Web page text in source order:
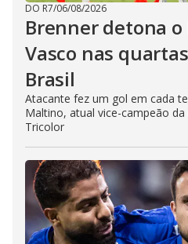
DO R7/06/08/2026
Brenner detona
Vasco nas
Brasil
Atacante fez um gol em cada
Maltino, atual vice-campeão
Tricolor